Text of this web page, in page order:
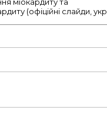
(офіційні слайди,